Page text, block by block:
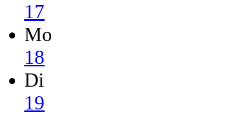
17
Mo
18
Di
19